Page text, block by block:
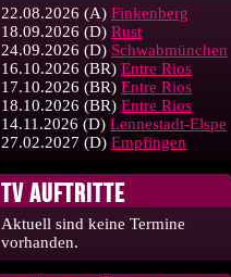
22.08.2026 (A) Finkenberg
18.09.2026 (D) Rust
24.09.2026 (D) Schwabmünchen
16.10.2026 (BR) Entre Rios
17.10.2026 (BR) Entre Rios
18.10.2026 (BR) Entre Rios
14.11.2026 (D) Lennestadt-Elspe
27.02.2027 (D) Empfingen
TV Auftritte
Aktuell sind keine Termine
vorhanden.